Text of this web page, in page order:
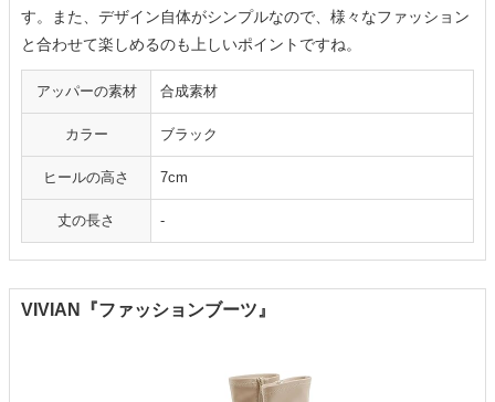
す。また、デザイン自体がシンプルなので、様々なファッション
と合わせて楽しめるのも上しいポイントですね。
アッパーの素材 合成素材
カラー ブラック
ヒールの高さ 7cm
丈の長さ -
VIVIAN『ファッションブーツ』